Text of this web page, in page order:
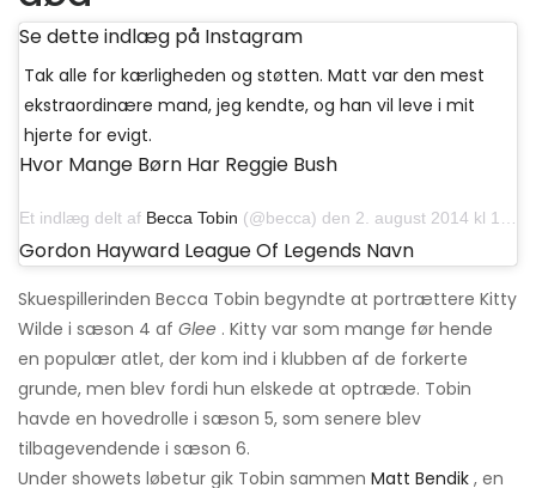
Se dette indlæg på Instagram
Tak alle for kærligheden og støtten. Matt var den mest
ekstraordinære mand, jeg kendte, og han vil leve i mit
hjerte for evigt.
Hvor Mange Børn Har Reggie Bush
Et indlæg delt af Becca Tobin (@becca) den 2. august 2014 kl 10:13 PDT
Gordon Hayward League Of Legends Navn
Skuespillerinden Becca Tobin begyndte at portrættere Kitty
Wilde i sæson 4 af Glee . Kitty var som mange før hende
en populær atlet, der kom ind i klubben af ​​de forkerte
grunde, men blev fordi hun elskede at optræde. Tobin
havde en hovedrolle i sæson 5, som senere blev
tilbagevendende i sæson 6.
Under showets løbetur gik Tobin sammen Matt Bendik , en